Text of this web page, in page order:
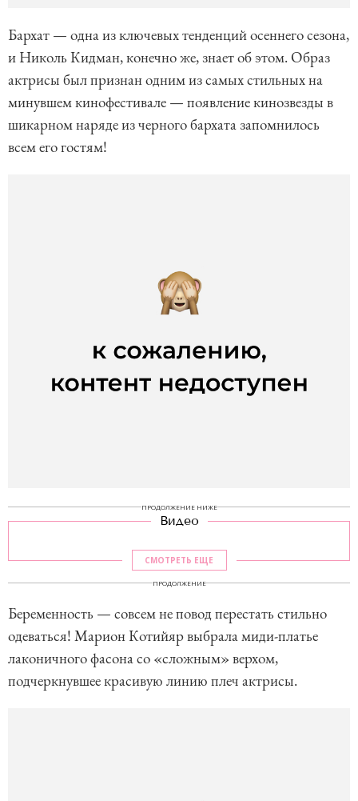
Бархат — одна из ключевых тенденций осеннего сезона,
и Николь Кидман, конечно же, знает об этом. Образ
актрисы был признан одним из самых стильных на
минувшем кинофестивале — появление кинозвезды в
шикарном наряде из черного бархата запомнилось
всем его гостям!
ПРОДОЛЖЕНИЕ НИЖЕ
Видео
СМОТРЕТЬ ЕЩЕ
ПРОДОЛЖЕНИЕ
Беременность — совсем не повод перестать стильно
одеваться! Марион Котийяр выбрала миди-платье
лаконичного фасона со «сложным» верхом,
подчеркнувшее красивую линию плеч актрисы.